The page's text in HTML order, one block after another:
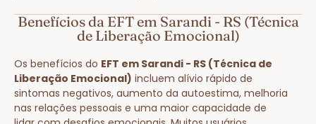
Benefícios da EFT em Sarandi - RS (Técnica
de Liberação Emocional)
Os benefícios do EFT em Sarandi - RS (Técnica de
Liberação Emocional) incluem alívio rápido de
sintomas negativos, aumento da autoestima, melhoria
nas relações pessoais e uma maior capacidade de